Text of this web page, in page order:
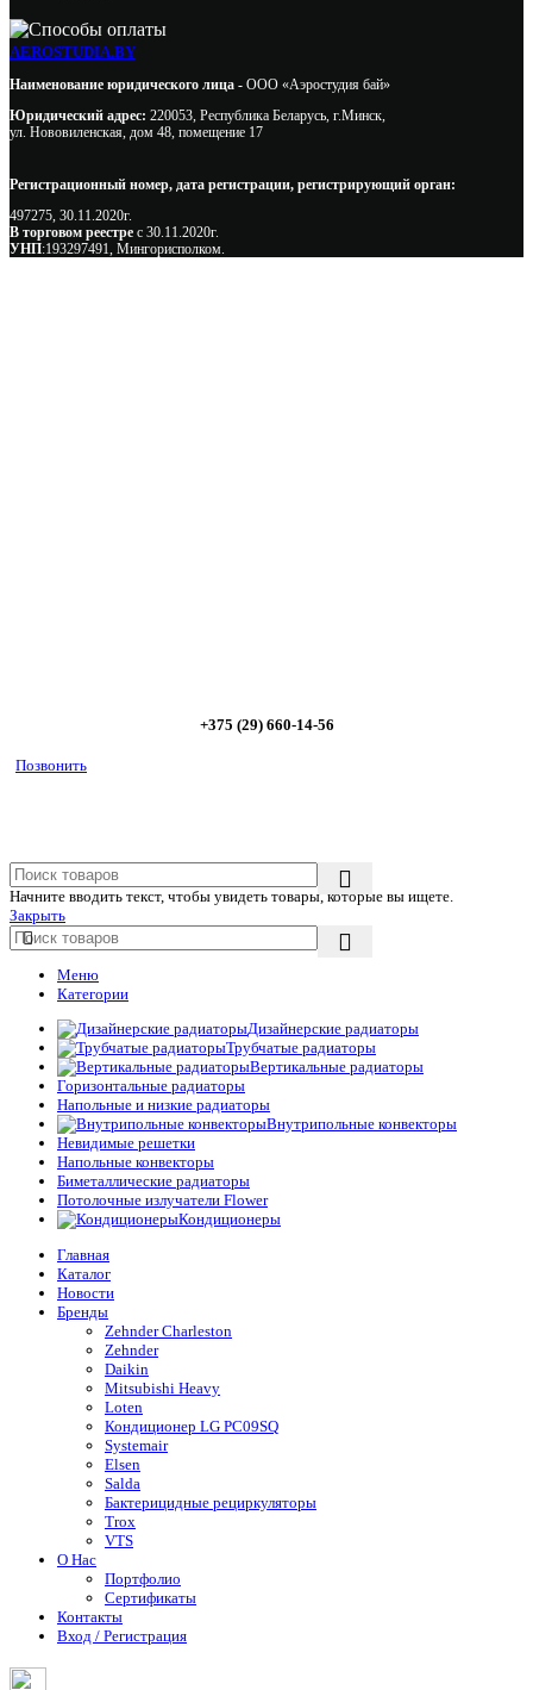
AEROSTUDIA.BY
Наименование юридического лица - ООО «Аэростудия бай»
Юридический адрес: 220053, Республика Беларусь, г.Минск,
ул. Нововиленская, дом 48, помещение 17
Регистрационный номер, дата регистрации, регистрирующий орган:
497275, 30.11.2020г.
В торговом реестре с 30.11.2020г.
УНП:193297491, Мингорисполком.
+375 (29) 660-14-56
Позвонить
Начните вводить текст, чтобы увидеть товары, которые вы ищете.
Закрыть
Меню
Категории
Дизайнерские радиаторы
Трубчатые радиаторы
Вертикальные радиаторы
Горизонтальные радиаторы
Напольные и низкие радиаторы
Внутрипольные конвекторы
Невидимые решетки
Напольные конвекторы
Биметаллические радиаторы
Потолочные излучатели Flower
Кондиционеры
Главная
Каталог
Новости
Бренды
Zehnder Charleston
Zehnder
Daikin
Mitsubishi Heavy
Loten
Кондиционер LG PC09SQ
Systemair
Elsen
Salda
Бактерицидные рециркуляторы
Trox
VTS
О Нас
Портфолио
Сертификаты
Контакты
Вход / Регистрация